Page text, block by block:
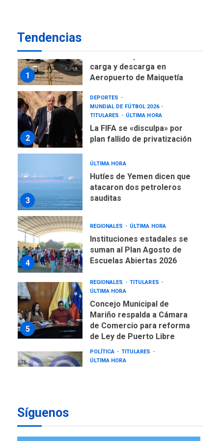
Tendencias
1
carga y descarga en
Aeropuerto de Maiquetía
2
DEPORTES
MUNDIAL DE FÚTBOL 2026
TITULARES
ÚLTIMA HORA
La FIFA se «disculpa» por
plan fallido de privatización
3
ÚLTIMA HORA
Hutíes de Yemen dicen que
atacaron dos petroleros
sauditas
4
REGIONALES ÚLTIMA HORA
Instituciones estadales se
suman al Plan Agosto de
Escuelas Abiertas 2026
5
REGIONALES
TITULARES
ÚLTIMA HORA
Concejo Municipal de
Mariño respalda a Cámara
de Comercio para reforma
de Ley de Puerto Libre
POLÍTICA
TITULARES
ÚLTIMA HORA
Síguenos